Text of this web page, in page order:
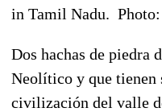
in Tamil Nadu. 
Dos hachas de piedra
Neolítico y que tienen
civilización del valle